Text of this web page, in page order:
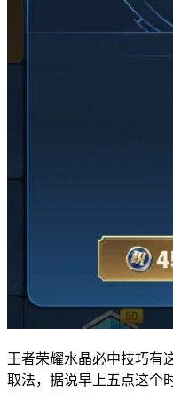
王者荣耀水晶必中技巧有
取法，据说早上五点这个